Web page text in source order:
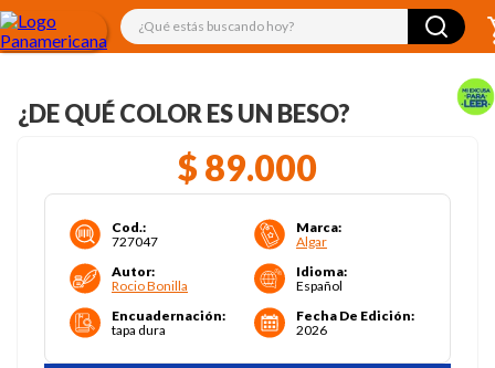
¿Qué estás buscando hoy?
¿DE QUÉ COLOR ES UN BESO?
$ 89.000
Cod.:
727047
Marca:
Algar
Autor:
Rocio Bonilla
Idioma:
Español
Encuadernación:
tapa dura
Fecha De Edición:
2026